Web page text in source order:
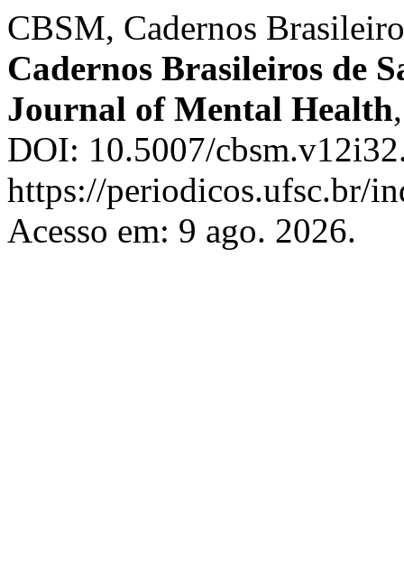
CBSM, Cadernos
Cadernos Brasileiros de
Journal of Mental Health
DOI: 10.5007/
https://periodicos.ufsc.br/
Acesso em: 9 ago. 2026.